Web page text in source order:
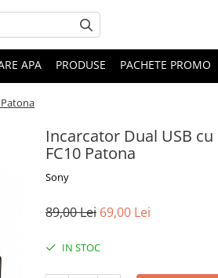
APA PRODUSE PACHETE PROMO
Incarcator Dual USB
FC10 Patona
Sony
89,00 Lei 69,00 Lei
IN STOC